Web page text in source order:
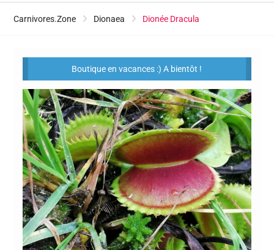
Carnivores.Zone Dionaea Dionée Dracula
Boutique en vacances :) A bientôt !